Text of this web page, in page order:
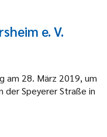
e. V.
am 28. März 2019, um
der Speyerer Straße in